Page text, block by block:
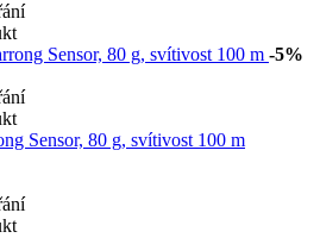
-5%
Sensor, 80 g, svítivost 100 m